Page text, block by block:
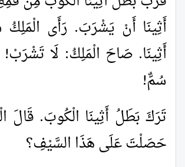
أَثِينَا أَنْ يَشْرَبَ. رَأَى
أَثِينَا. صَاحَ الْمَلِكُ: لَا
سُمٌّ!
تَرَكَ بَطَلُ أَثِينَا الْكُوبَ. قَالَ
حَصَلْتَ عَلَى هَذَا السَّيْفِ؟